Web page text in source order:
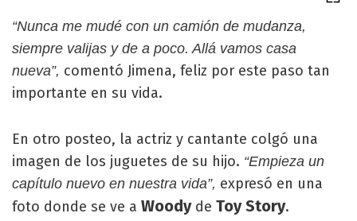
“Nunca me mudé con un camión de mudanza,
siempre valijas y de a poco. Allá vamos casa
nueva”, comentó Jimena, feliz por este paso tan
importante en su vida.
En otro posteo, la actriz y cantante colgó una
imagen de los juguetes de su hijo. “Empieza un
capítulo nuevo en nuestra vida”, expresó en una
foto donde se ve a Woody de Toy Story.